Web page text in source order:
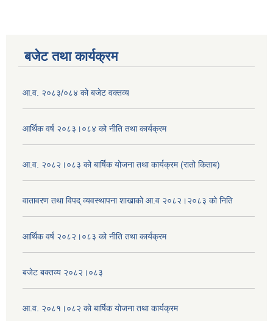
बजेट तथा कार्यक्रम
आ.व. २०८३/०८४ को बजेट वक्तव्य
आर्थिक वर्ष २०८३।०८४ को नीति तथा कार्यक्रम
आ.व. २०८२।०८३ को बार्षिक योजना तथा कार्यक्रम (रातो किताब)
वातावरण तथा विपद् व्यवस्थापना शाखाको आ.व २०८२।२०८३ को निति
आर्थिक वर्ष २०८२।०८३ को नीति तथा कार्यक्रम
बजेट बक्तव्य २०८२।०८३
आ.व. २०८१।०८२ को बार्षिक योजना तथा कार्यक्रम